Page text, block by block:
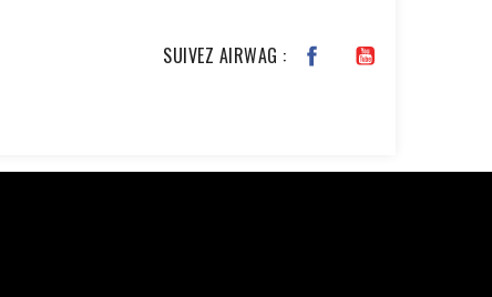
SUIVEZ AIRWAG :